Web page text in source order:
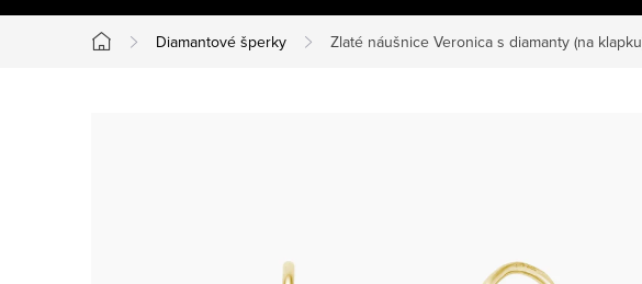
Domů
Diamantové šperky Zlaté náušnice Veronica s diamanty (na